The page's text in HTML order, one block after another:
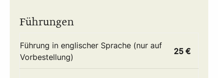
Führungen
Führung in englischer Sprache (nur auf
Vorbestellung)
25 €